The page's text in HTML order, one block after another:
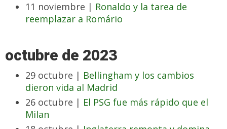
11 noviembre | Ronaldo y la tarea de
reemplazar a Romário
octubre de 2023
29 octubre | Bellingham y los cambios
dieron vida al Madrid
26 octubre | El PSG fue más rápido que el
Milan